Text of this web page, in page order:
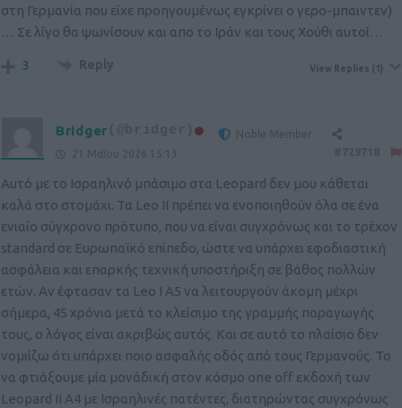
στη Γερμανία που είχε προηγουμένως εγκρίνει ο γερο-μπαιντεν)
… Σε λίγο θα ψωνίσουν και απο το Ιράν και τους Χούθι αυτοί…
3 Reply View Replies (1)
Bridger
Noble Member
21 Μαΐου 2026 15:13
Αυτό με το Ισραηλινό μπάσιμο στα Leopard δεν μου κάθεται
καλά στο στομάχι. Τα Leo II πρέπει να ενοποιηθούν όλα σε ένα
ενιαίο σύγχρονο πρότυπο, που να είναι συγχρόνως και το τρέχον
standard σε Ευρωπαϊκό επίπεδο, ώστε να υπάρχει εφοδιαστική
ασφάλεια και επαρκής τεχνική υποστήριξη σε βάθος πολλών
ετών. Αν έφτασαν τα Leo I A5 να λειτουργούν άκομη μέχρι
σήμερα, 45 χρόνια μετά το κλείσιμο της γραμμής παραγωγής
τους, ο λόγος είναι ακριβώς αυτός. Και σε αυτό το πλαίσιο δεν
νομιίζω ότι υπάρχει πoιο ασφαλής οδός από τους Γερμανούς. Το
να φτιάξουμε μία μονάδική στον κόσμο one off εκδοχή των
Leopard ΙΙ Α4 με Ισραηλινές πατέντες, διατηρώντας συγχρόνως